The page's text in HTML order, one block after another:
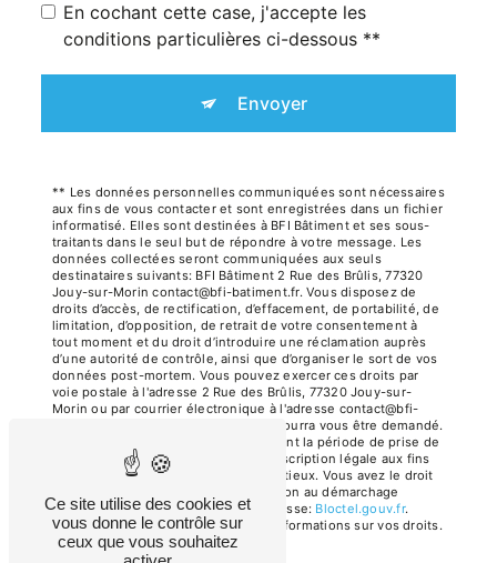
En cochant cette case, j'accepte les
conditions particulières ci-dessous **
Envoyer
** Les données personnelles communiquées sont nécessaires
aux fins de vous contacter et sont enregistrées dans un fichier
informatisé. Elles sont destinées à BFI Bâtiment et ses sous-
traitants dans le seul but de répondre à votre message. Les
données collectées seront communiquées aux seuls
destinataires suivants: BFI Bâtiment 2 Rue des Brûlis, 77320
Jouy-sur-Morin contact@bfi-batiment.fr. Vous disposez de
droits d’accès, de rectification, d’effacement, de portabilité, de
limitation, d’opposition, de retrait de votre consentement à
tout moment et du droit d’introduire une réclamation auprès
d’une autorité de contrôle, ainsi que d’organiser le sort de vos
données post-mortem. Vous pouvez exercer ces droits par
voie postale à l'adresse 2 Rue des Brûlis, 77320 Jouy-sur-
Morin ou par courrier électronique à l'adresse contact@bfi-
batiment.fr. Un justificatif d'identité pourra vous être demandé.
Nous conservons vos données pendant la période de prise de
contact puis pendant la durée de prescription légale aux fins
probatoires et de gestion des contentieux. Vous avez le droit
de vous inscrire sur la liste d'opposition au démarchage
téléphonique, disponible à cette adresse:
Bloctel.gouv.fr.
Consultez le site cnil.fr pour plus d’informations sur vos droits.
Ce site utilise des cookies et
vous donne le contrôle sur
ceux que vous souhaitez